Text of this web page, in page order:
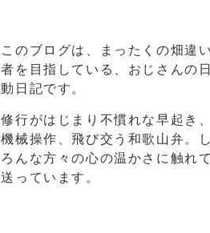
このブログは、まったくの畑違
者を目指している、おじさんの
動日記です。
修行がはじまり不慣れな早起き
機械操作、飛び交う和歌山弁。
ろんな方々の心の温かさに触れ
送っています。